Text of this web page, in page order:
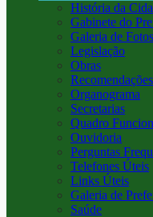
História da
Gabinete do
Galeria de Fotos
Legislação
Obras
Organograma
Secretarias
Quadro
Ouvidoria
Perguntas
Telefones Úteis
Links Úteis
Galeria de
Saúde